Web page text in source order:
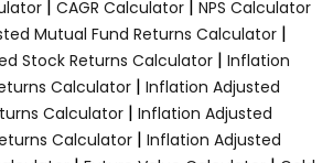
| CAGR Calculator | NPS Calculator
Mutual Fund Returns Calculator |
Stock Returns Calculator| Inflation
Calculator| Inflation Adjusted
Calculator | Inflation Adjusted
Calculator | Inflation Adjusted